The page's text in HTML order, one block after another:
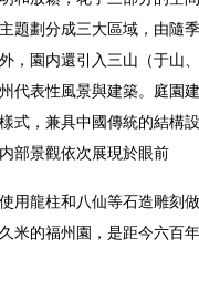
題劃分成三大區域，由隨
，園内還引入三山（于山
代表性風景與建築。庭園
式，兼具中國傳統的結構
部景觀依次展現於眼前
用龍柱和八仙等石造雕刻做
米的福州園，是距今六百